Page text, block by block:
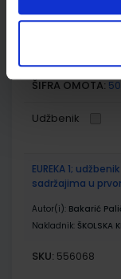
DOM
ŠIFRA OMOTA:
Udžbenik
EUREKA 1;
sadržajima u
Autor(i): Bakarić
Nakladnik: ŠKOLSKA
SKU: 556068